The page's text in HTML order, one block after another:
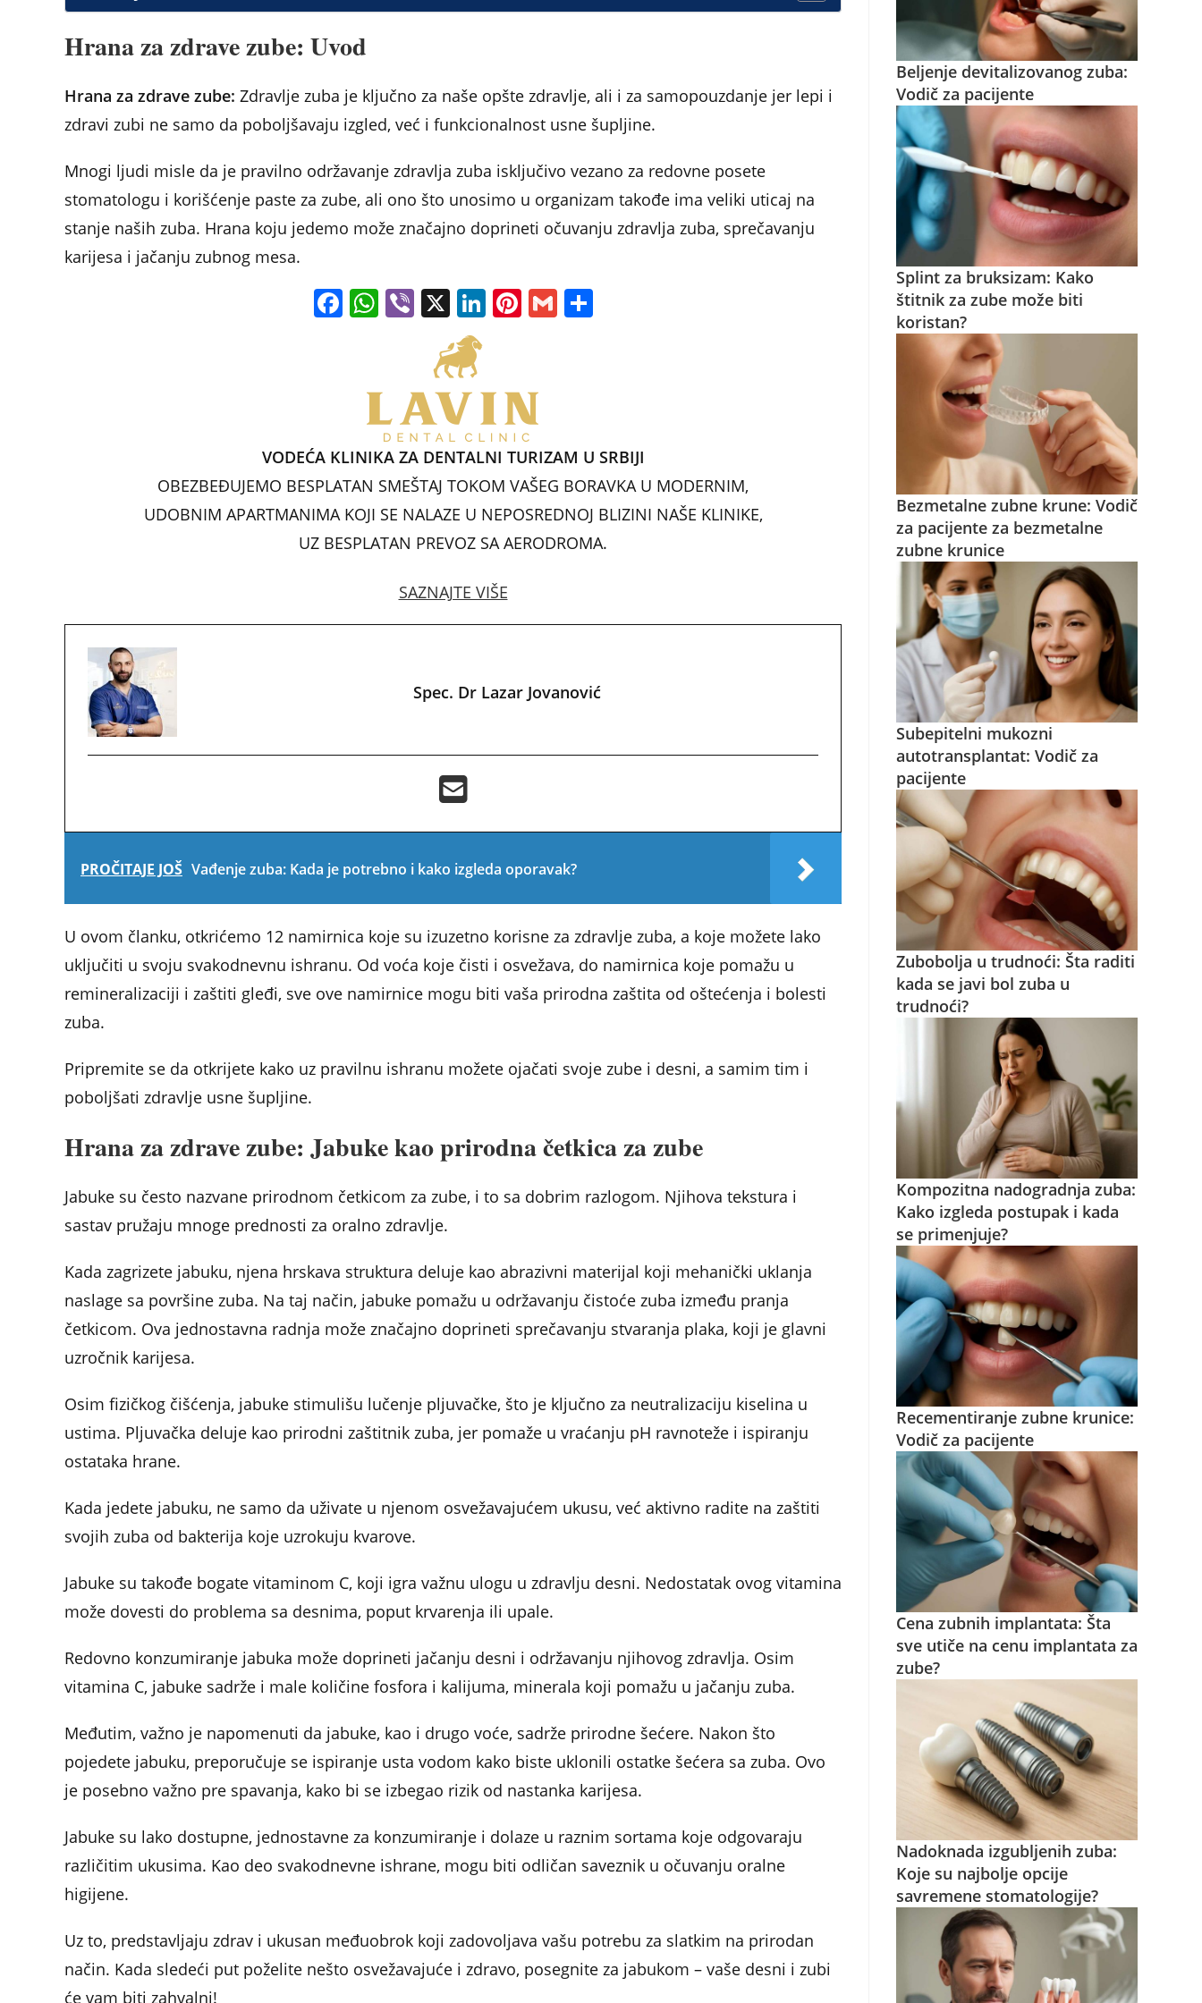
e
b
o
k
s
A
p
e
dI
e
st
l e
Hrana za zdrave zube: Uvod
Hrana za zdrave zube: Zdravlje zuba je ključno za naše opšte zdravlje, ali i za samopouzdanje jer lepi i
zdravi zubi ne samo da poboljšavaju izgled, već i funkcionalnost usne šupljine.
Mnogi ljudi misle da je pravilno održavanje zdravlja zuba isključivo vezano za redovne posete
stomatologu i korišćenje paste za zube, ali ono što unosimo u organizam takođe ima veliki uticaj na
stanje naših zuba. Hrana koju jedemo može značajno doprineti očuvanju zdravlja zuba, sprečavanju
karijesa i jačanju zubnog mesa.
F
o
o
k
W
A
p
p
Vi
er
X Li
e
dI
n
Pi
e
st
G
VODEĆA KLINIKA ZA DENTALNI TURIZAM U SRBIJI
OBEZBEĐUJEMO BESPLATAN SMEŠTAJ TOKOM VAŠEG BORAVKA U MODERNIM,
UDOBNIM APARTMANIMA KOJI SE NALAZE U NEPOSREDNOJ BLIZINI NAŠE KLINIKE,
UZ BESPLATAN PREVOZ SA AERODROMA.
SAZNAJTE VIŠE
Spec. Dr Lazar Jovanović
PROČITAJE JOŠ Vađenje zuba: Kada je potrebno i kako izgleda oporavak?
U ovom članku, otkrićemo 12 namirnica koje su izuzetno korisne za zdravlje zuba, a koje možete lako
uključiti u svoju svakodnevnu ishranu. Od voća koje čisti i osvežava, do namirnica koje pomažu u
remineralizaciji i zaštiti gleđi, sve ove namirnice mogu biti vaša prirodna zaštita od oštećenja i bolesti
zuba.
Pripremite se da otkrijete kako uz pravilnu ishranu možete ojačati svoje zube i desni, a samim tim i
poboljšati zdravlje usne šupljine.
Hrana za zdrave zube: Jabuke kao prirodna četkica za zube
Jabuke su često nazvane prirodnom četkicom za zube, i to sa dobrim razlogom. Njihova tekstura i
sastav pružaju mnoge prednosti za oralno zdravlje.
Kada zagrizete jabuku, njena hrskava struktura deluje kao abrazivni materijal koji mehanički uklanja
naslage sa površine zuba. Na taj način, jabuke pomažu u održavanju čistoće zuba između pranja
četkicom. Ova jednostavna radnja može značajno doprineti sprečavanju stvaranja plaka, koji je glavni
uzročnik karijesa.
Osim fizičkog čišćenja, jabuke stimulišu lučenje pljuvačke, što je ključno za neutralizaciju kiselina u
ustima. Pljuvačka deluje kao prirodni zaštitnik zuba, jer pomaže u vraćanju pH ravnoteže i ispiranju
ostataka hrane.
Kada jedete jabuku, ne samo da uživate u njenom osvežavajućem ukusu, već aktivno radite na zaštiti
svojih zuba od bakterija koje uzrokuju kvarove.
Jabuke su takođe bogate vitaminom C, koji igra važnu ulogu u zdravlju desni. Nedostatak ovog vitamina
može dovesti do problema sa desnima, poput krvarenja ili upale.
Redovno konzumiranje jabuka može doprineti jačanju desni i održavanju njihovog zdravlja. Osim
vitamina C, jabuke sadrže i male količine fosfora i kalijuma, minerala koji pomažu u jačanju zuba.
Međutim, važno je napomenuti da jabuke, kao i drugo voće, sadrže prirodne šećere. Nakon što
pojedete jabuku, preporučuje se ispiranje usta vodom kako biste uklonili ostatke šećera sa zuba. Ovo
je posebno važno pre spavanja, kako bi se izbegao rizik od nastanka karijesa.
Jabuke su lako dostupne, jednostavne za konzumiranje i dolaze u raznim sortama koje odgovaraju
različitim ukusima. Kao deo svakodnevne ishrane, mogu biti odličan saveznik u očuvanju oralne
higijene.
Uz to, predstavljaju zdrav i ukusan međuobrok koji zadovoljava vašu potrebu za slatkim na prirodan
način. Kada sledeći put poželite nešto osvežavajuće i zdravo, posegnite za jabukom – vaše desni i zubi
će vam biti zahvalni!
Beljenje devitalizovanog zuba:
Vodič za pacijente
Splint za bruksizam: Kako
štitnik za zube može biti
koristan?
Bezmetalne zubne krune: Vodič
za pacijente za bezmetalne
zubne krunice
Subepitelni mukozni
autotransplantat: Vodič za
pacijente
Zubobolja u trudnoći: Šta raditi
kada se javi bol zuba u
trudnoći?
Kompozitna nadogradnja zuba:
Kako izgleda postupak i kada
se primenjuje?
Recementiranje zubne krunice:
Vodič za pacijente
Cena zubnih implantata: Šta
sve utiče na cenu implantata za
zube?
Nadoknada izgubljenih zuba:
Koje su najbolje opcije
savremene stomatologije?